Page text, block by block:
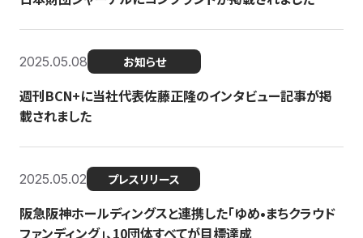
2025.05.08 お知らせ
週刊BCN+に当社代表佐藤正隆のインタビュー記事が掲
載されました
2025.05.02 プレスリリース
阪急阪神ホールディングスと連携した「ゆめ•まちクラウド
ファンディング」、10団体すべてが目標達成